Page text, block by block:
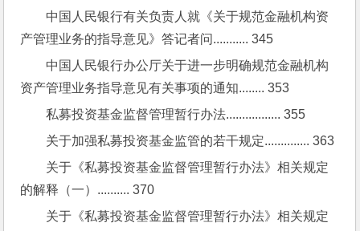
中国人民银行有关负责人就《关于规范金融机构资
产管理业务的指导意见》答记者问........... 345
中国人民银行办公厅关于进一步明确规范金融机构
资产管理业务指导意见有关事项的通知........ 353
私募投资基金监督管理暂行办法................. 355
关于加强私募投资基金监管的若干规定.............. 363
关于《私募投资基金监督管理暂行办法》相关规定
的解释（一）.......... 370
关于《私募投资基金监督管理暂行办法》相关规定